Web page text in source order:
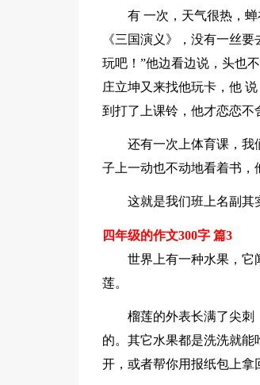
有 一次，天气很热，
《三国演义》，没有一丝
玩吧！”他边看边说，头也
庄立坤又来找他玩卡，他
到打了上课铃，他才恋恋不
还有一次上体育课，我
子上一动也不动地看着书，
这就是我们班上名副其
四年级的作文300字 篇3
世界上有一种水果，它
莲。
榴莲的外表长满了尖刺
的。其它水果都是洗洗就
开，或者帮你用报纸包上拿